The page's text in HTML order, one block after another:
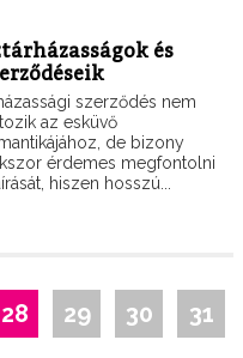
és
szerződés nem
az esküvő
de bizony
érdemes megfontolni
hiszen hosszú...
28 29 30 31